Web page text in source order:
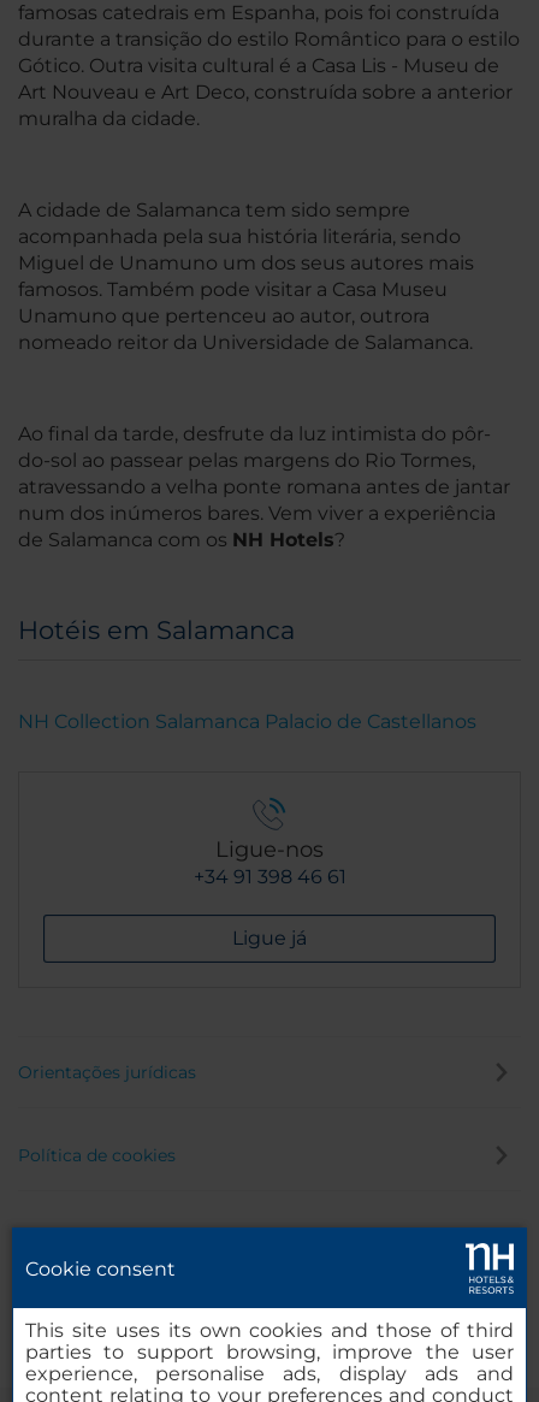
famosas catedrais em Espanha, pois foi construída
durante a transição do estilo Romântico para o estilo
Gótico. Outra visita cultural é a Casa Lis - Museu de
Art Nouveau e Art Deco, construída sobre a anterior
muralha da cidade.
A cidade de Salamanca tem sido sempre
acompanhada pela sua história literária, sendo
Miguel de Unamuno um dos seus autores mais
famosos. Também pode visitar a Casa Museu
Unamuno que pertenceu ao autor, outrora
nomeado reitor da Universidade de Salamanca.
Ao final da tarde, desfrute da luz intimista do pôr-
do-sol ao passear pelas margens do Rio Tormes,
atravessando a velha ponte romana antes de jantar
num dos inúmeros bares. Vem viver a experiência
de Salamanca com os NH Hotels?
Hotéis em Salamanca
NH Collection Salamanca Palacio de Castellanos
Ligue-nos
+34 91 398 46 61
Ligue já
Orientações jurídicas
Política de cookies
Canal de denúncia
Cookie consent
This site uses its own cookies and those of third
parties to support browsing, improve the user
experience, personalise ads, display ads and
content relating to your preferences and conduct